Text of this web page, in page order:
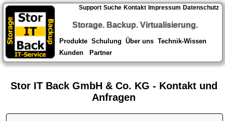
Support Suche Kontakt Impressum Datenschutz
Storage. Backup. Virtualisierung.
Produkte Schulung Über uns Technik-Wissen
Kunden
Partner
Stor IT Back GmbH & Co. KG - Kontakt und
Anfragen